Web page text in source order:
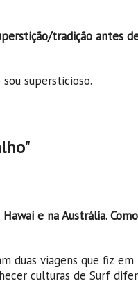
tradição antes
sou supersticioso.
e na Austrália.
duas viagens que fiz
culturas de Surf